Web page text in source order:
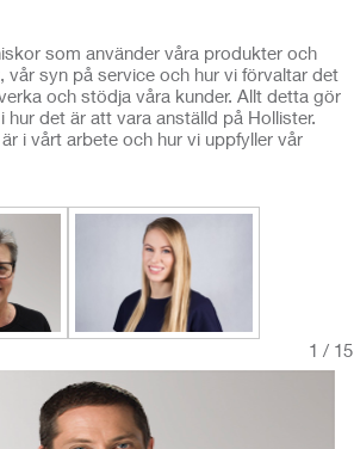
som använder våra produkter och
syn på service och hur vi förvaltar det
och stödja våra kunder. Allt detta gör
det är att vara anställd på Hollister.
i vårt arbete och hur vi uppfyller vår
1 / 15